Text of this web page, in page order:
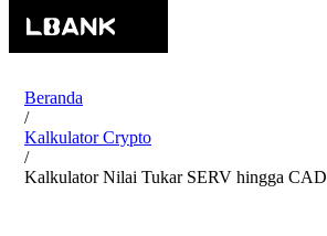
Beranda
/
Kalkulator Crypto
/
Kalkulator Nilai Tukar SERV hingga CAD